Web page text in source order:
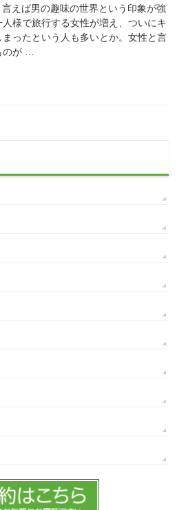
えば男の趣味の世界という印象が強
様で旅行する女性が増え、ついにキ
ったという人も多いとか。女性と言
のが …